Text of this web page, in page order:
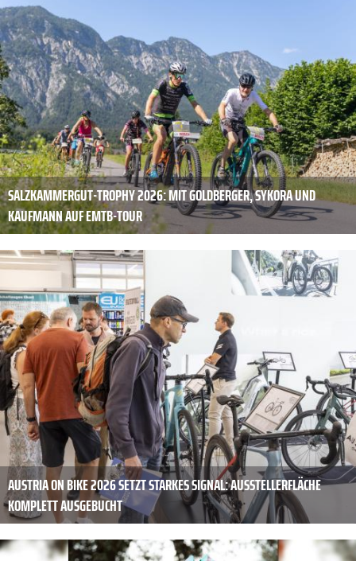
SALZKAMMERGUT-TROPHY 2026: MIT GOLDBERGER, SYKORA UND
KAUFMANN AUF EMTB-TOUR
AUSTRIA ON BIKE 2026 SETZT STARKES SIGNAL: AUSSTELLERFLÄCHE
KOMPLETT AUSGEBUCHT